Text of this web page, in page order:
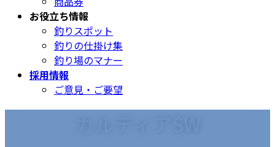
お役立ち情報
釣りスポット
釣りの仕掛け集
釣り場のマナー
採用情報
ご意見・ご要望